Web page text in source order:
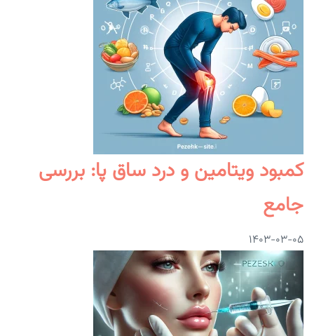
کمبود ویتامین و درد ساق پا: بررسی
جامع
۱۴۰۳-۰۳-۰۵